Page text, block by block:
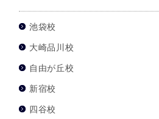
池袋校
大崎品川校
自由が丘校
新宿校
四谷校